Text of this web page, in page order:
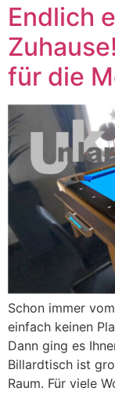
Endlich
für die
Schon immer
einfach keinen
Dann ging es
Billardtisch ist
Raum. Für viele